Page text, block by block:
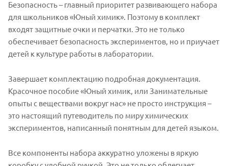
Безопасность – главный приоритет развивающего набора
для школьников «Юный химик». Поэтому в комплект
входят защитные очки и перчатки. Это не только
обеспечивает безопасность экспериментов, но и приучает
детей к культуре работы в лаборатории.
Завершает комплектацию подробная документация.
Красочное пособие «Юный химик, или Занимательные
опыты с веществами вокруг нас» не просто инструкция –
это настоящий путеводитель по миру химических
экспериментов, написанный понятным для детей языком.
Все компоненты набора аккуратно уложены в яркую